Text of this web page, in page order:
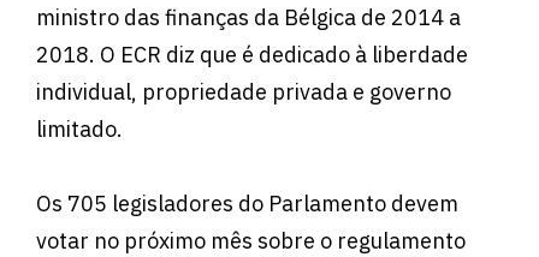
ministro das finanças da Bélgica de 2014 a
2018. O ECR diz que é dedicado à liberdade
individual, propriedade privada e governo
limitado.
Os 705 legisladores do Parlamento devem
votar no próximo mês sobre o regulamento